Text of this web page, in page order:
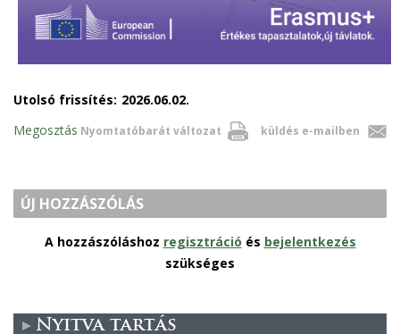
Utolsó frissítés: 2026.06.02.
Nyomtatóbarát változat küldés e-mailben
Megosztás
ÚJ HOZZÁSZÓLÁS
A hozzászóláshoz regisztráció és bejelentkezés
szükséges
Nyitva tartás